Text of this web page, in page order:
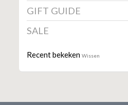
GIFT GUIDE
SALE
Recent bekeken Wissen